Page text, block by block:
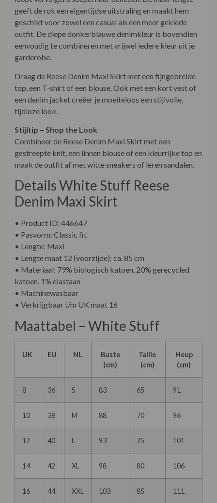
geeft de rok een eigentijdse uitstraling en maakt hem
geschikt voor zowel een casual als een meer geklede
outfit. De diepe donkerblauwe denimkleur is bovendien
eenvoudig te combineren met vrijwel iedere kleur uit je
garderobe.
Draag de Reese Denim Maxi Skirt met een fijngebreide
top, een T-shirt of een blouse. Ook met een kort vest of
een denim jacket creëer je moeiteloos een stijlvolle,
tijdloze look.
Stijltip – Shop the Look
Combineer de Reese Denim Maxi Skirt met een
gestreepte knit, een linnen blouse of een kleurrijke top en
maak de outfit af met witte sneakers of leren sandalen.
Details White Stuff Reese
Denim Maxi Skirt
• Product ID: 446647
• Pasvorm: Classic fit
• Lengte: Maxi
• Lengte maat 12 (voorzijde): ca. 85 cm
• Materiaal: 79% biologisch katoen, 20% gerecycled
katoen, 1% elastaan
• Machinewasbaar
• Verkrijgbaar t/m UK maat 16
Maattabel – White Stuff
UK EU NL
Buste
(cm)
Taille
(cm)
Heup
(cm)
8 36 S 83 65 91
10 38 M 88 70 96
12 40 L 93 75 101
14 42 XL 98 80 106
16 44 XXL 103 85 111